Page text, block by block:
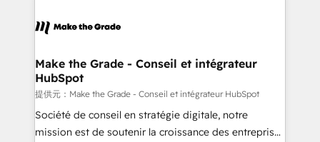
la plateforme. Nos domaines d'intervention : -
& reprise de données - Stratégie RevOps &
alignement Marketing / Sales - Data, reporting &
tableaux de bord - Onboarding, audit &
optimisation - Intégrations métiers (ERP, téléphonie,
e-commerce) - Formation & accompagnement au
Make the Grade - Conseil et intégrateur
HubSpot
提供元：Make the Grade - Conseil et intégrateur HubSpot
Société de conseil en stratégie digitale, notre
mission est de soutenir la croissance des entreprises